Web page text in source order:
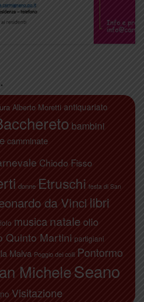
Alberto Moretti antiquariato
bambini
camminate
Chiodo Fisso
donne Etruschi festa di San
da Vincilibri
musica natale olio
Quinto Martini partigiani
Malva Poggio dei colli Pontormo
MicheleSeano
Visitazione